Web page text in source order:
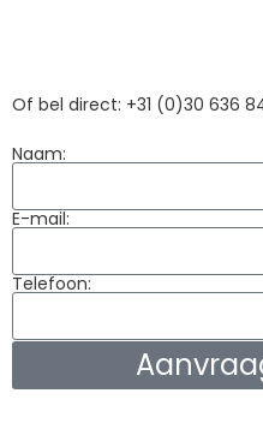
Of bel direct: +31 (0)30 636
Naam:
E-mail:
Telefoon: